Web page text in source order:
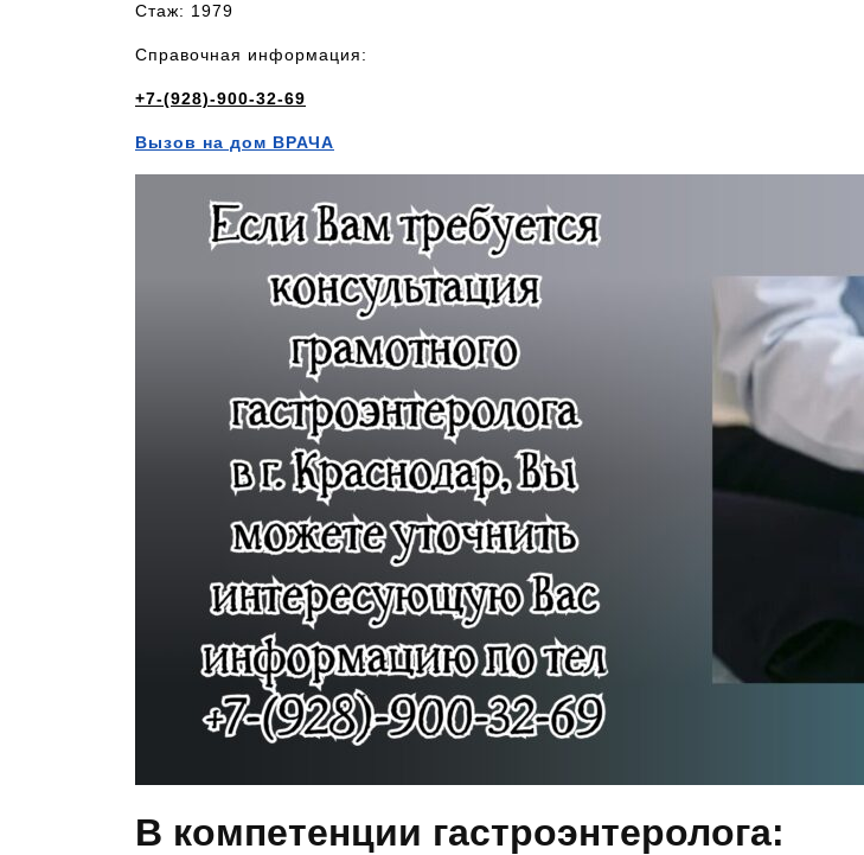
Стаж: 1979
Справочная информация:
+7-(928)-900-32-69
Вызов на дом ВРАЧА
В компетенции гастроэнтеролога: